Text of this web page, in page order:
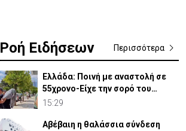
Ροή Ειδήσεων Περισσότερα
Ελλάδα: Ποινή με αναστολή σε
55χρονο-Είχε την σορό του
πατέρα του σε καταψύκτη
15:29
Αβέβαιη η θαλάσσια σύνδεση